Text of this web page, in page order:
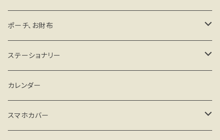
その他
ポーチ、お財布
がま口タイプ
ファスナータイプ
その他
ステーショナリー
手帳、スケジュール帳
カード、レターセット
カレンダー
スマホカバー